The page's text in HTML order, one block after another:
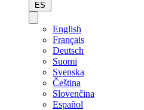
ES
English
Français
Deutsch
Suomi
Svenska
Čeština
Slovenčina
Español